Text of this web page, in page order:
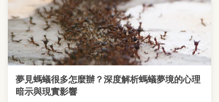
夢見螞蟻很多怎麼辦？深度解析螞蟻夢境的心理
暗示與現實影響